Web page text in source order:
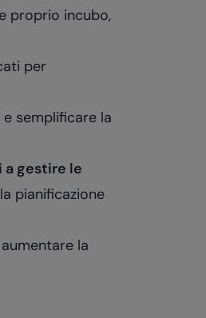
proprio incubo,
per
semplificare la
gestire le
pianificazione
la